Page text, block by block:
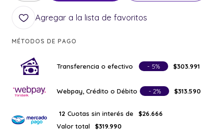
Agregar a la lista de favoritos
MÉTODOS DE PAGO
Transferencia o efectivo - 5% $303.991
Webpay, Crédito o Débito - 2% $313.590
12 Cuotas sin interés de
$26.666
Valor total
$319.990